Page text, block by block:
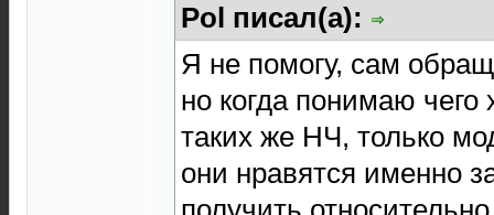
Pol писал(а):
Я не помогу, сам
но когда понимаю
таких же НЧ, только
они нравятся именно